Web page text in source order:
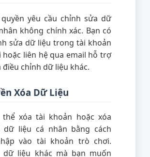
yêu cầu chỉnh sửa dữ
không chính xác. Bạn có
sửa dữ liệu trong tài khoản
liên hệ qua email hỗ trợ
điều chỉnh dữ liệu khác.
Xóa Dữ Liệu
thể xóa tài khoản hoặc xóa
dữ liệu cá nhân bằng cách
vào tài khoản trò chơi.
dữ liệu khác mà bạn muốn